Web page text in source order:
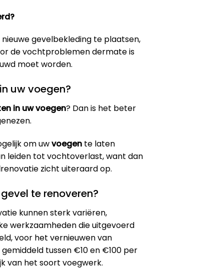
gevelbekleding te plaatsen,
de vochtproblemen dermate is
moet worden.
uw voegen?
in uw voegen? Dan is het beter
om uwvoegen te laten
leiden tot vochtoverlast, want dan
zicht uiteraard op.
te renoveren?
kunnen sterk variëren,
werkzaamheden die uitgevoerd
voor het vernieuwen van
tussen €10 en €100 per
van het soort voegwerk​.